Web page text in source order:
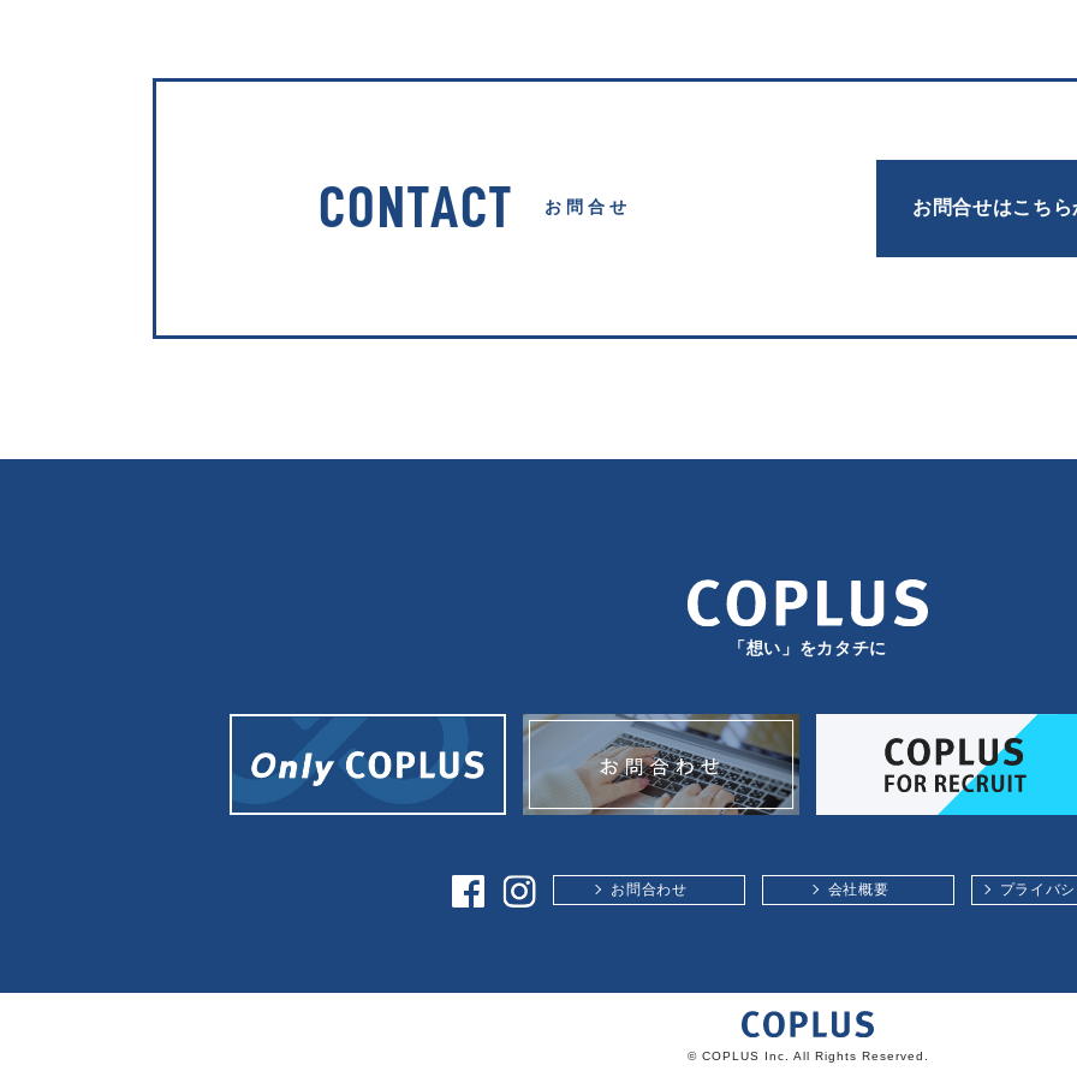
CONTACT お問合せ お問合せはこちら
「想い」をカタチに
お問合わせ 会社概要 プライバ
© COPLUS Inc. All Rights Reserved.